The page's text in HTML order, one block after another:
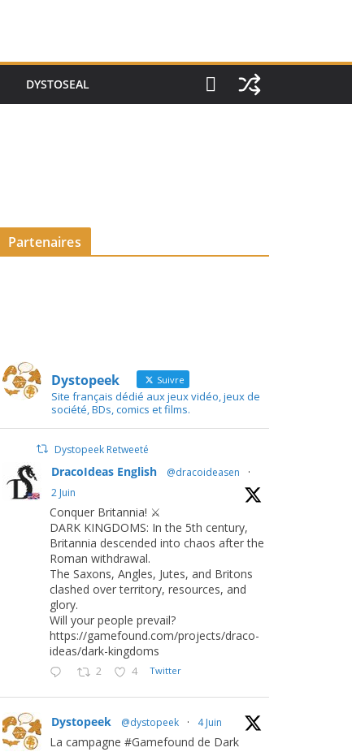
DYSTOSEAL
Partenaires
Dystopeek Suivre
Site français dédié aux jeux vidéo, jeux de
société, BDs, comics et films.
Dystopeek Retweeté
DracoIdeas English @dracoideasen
·
2 Juin
Conquer Britannia! ⚔️
DARK KINGDOMS: In the 5th century,
Britannia descended into chaos after the
Roman withdrawal.
The Saxons, Angles, Jutes, and Britons
clashed over territory, resources, and
glory.
Will your people prevail?
https://gamefound.com/projects/draco-
ideas/dark-kingdoms
2 4 Twitter
Dystopeek @dystopeek · 4 Juin
La campagne #Gamefound de Dark